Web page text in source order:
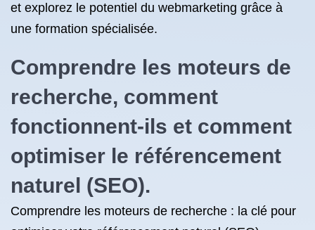
et explorez le potentiel du webmarketing grâce à
une formation spécialisée.
Comprendre les moteurs de
recherche, comment
fonctionnent-ils et comment
optimiser le référencement
naturel (SEO).
Comprendre les moteurs de recherche : la clé pour